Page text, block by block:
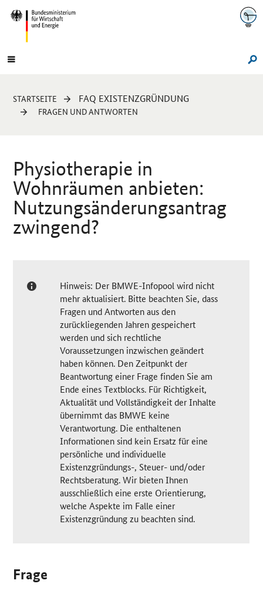
Navigation
Hauptmenü
Sie
sind
STARTSEITE FAQ EXISTENZGRÜNDUNG
FRAGEN UND ANTWORTEN
Physiotherapie in
Wohnräumen anbieten:
Nutzungsänderungsantrag
zwingend?
Hinweis: Der BMWE-Infopool wird nicht
mehr aktualisiert. Bitte beachten Sie, dass
Fragen und Antworten aus den
zurückliegenden Jahren gespeichert
werden und sich rechtliche
Voraussetzungen inzwischen geändert
haben können. Den Zeitpunkt der
Beantwortung einer Frage finden Sie am
Ende eines Textblocks. Für Richtigkeit,
Aktualität und Vollständigkeit der Inhalte
übernimmt das BMWE keine
Verantwortung. Die enthaltenen
Informationen sind kein Ersatz für eine
persönliche und individuelle
Existenzgründungs-, Steuer- und/oder
Rechtsberatung. Wir bieten Ihnen
ausschließlich eine erste Orientierung,
welche Aspekte im Falle einer
Existenzgründung zu beachten sind.
Frage